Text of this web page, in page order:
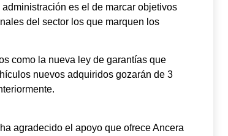
es el de marcar objetivos
del sector los que marquen los
como la nueva ley de garantías que
nuevos adquiridos gozarán de 3
agradecido el apoyo que ofrece Ancera